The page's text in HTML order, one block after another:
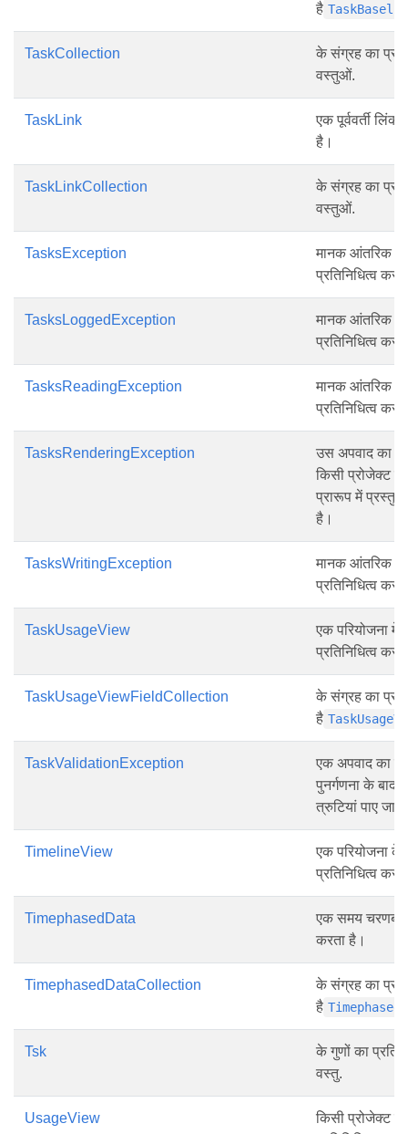
है
TaskCollection
के संग्रह का
वस्तुओं.
TaskLink
एक पूर्ववर्ती लिंक
है।
TaskLinkCollection
के संग्रह का
वस्तुओं.
TasksException
मानक आंतरिक
प्रतिनिधित्व
TasksLoggedException
मानक आंतरिक
प्रतिनिधित्व
TasksReadingException
मानक आंतरिक
प्रतिनिधित्व
TasksRenderingException
उस अपवाद का
किसी प्रोजेक्ट
प्रारूप में
है।
TasksWritingException
मानक आंतरिक
प्रतिनिधित्व
TaskUsageView
एक परियोजना में
प्रतिनिधित्व
TaskUsageViewFieldCollection
के संग्रह का
है
TaskValidationException
एक अपवाद का
पुनर्गणना के बाद
त्रुटियां पाए
TimelineView
एक परियोजना
प्रतिनिधित्व
TimephasedData
एक समय चरणबद्ध
करता है।
TimephasedDataCollection
के संग्रह का
है
Tsk
के गुणों का
वस्तु.
UsageView
किसी प्रोजेक्ट में